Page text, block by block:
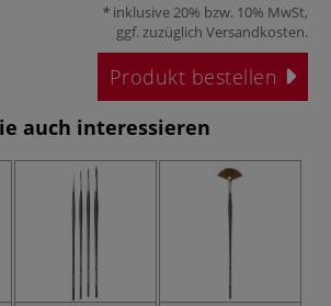
inklusive 20% bzw. 10% MwSt,
ggf. zuzüglich Versandkosten.
Produkt bestellen
auch interessieren